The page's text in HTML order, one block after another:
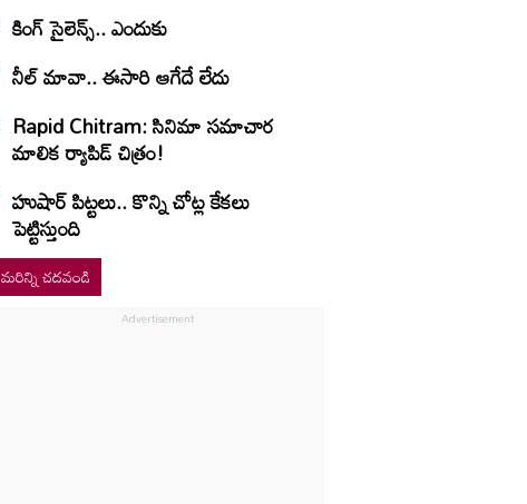
కింగ్ సైలెన్స్.. ఎందుకు
నీల్ మావా.. ఈసారి ఆగేదే లేదు
Rapid Chitram: సినిమా సమాచార
మాలిక ర్యాపిడ్ చిత్రం!
హుషార్‌ పిట్టలు.. కొన్ని చోట్ల కేకలు
పెట్టిస్తుంది
మరిన్ని చదవండి